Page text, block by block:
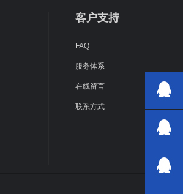
客户支持
FAQ
服务体系
在线留言
联系方式